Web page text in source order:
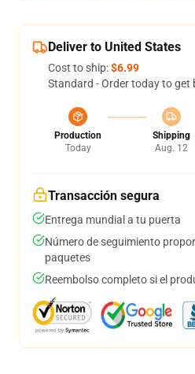
Deliver to United States
Cost to ship:$6.99
Standard - Order today to get
Production
Today
Shipping
Aug. 12
Transacción segura
Entrega mundial a tu puerta
Número de seguimiento
paquetes
Reembolso completo si el